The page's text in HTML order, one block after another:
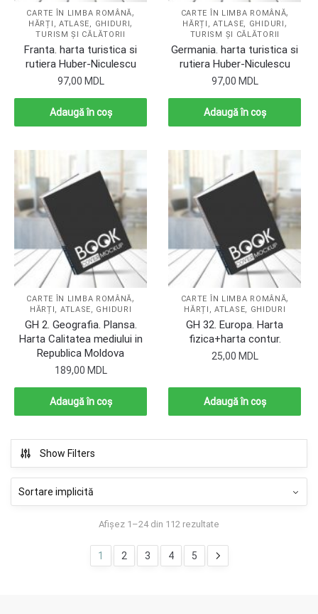
CARTE ÎN LIMBA ROMÂNĂ,
HĂRȚI, ATLASE, GHIDURI,
TURISM ȘI CĂLĂTORII
Franta. harta turistica si
rutiera Huber-Niculescu
97,00 MDL
Adaugă în coș
CARTE ÎN LIMBA ROMÂNĂ,
HĂRȚI, ATLASE, GHIDURI,
TURISM ȘI CĂLĂTORII
Germania. harta turistica si
rutiera Huber-Niculescu
97,00 MDL
Adaugă în coș
CARTE ÎN LIMBA ROMÂNĂ,
HĂRȚI, ATLASE, GHIDURI
GH 2. Geografia. Plansa.
Harta Calitatea mediului in
Republica Moldova
189,00 MDL
Adaugă în coș
CARTE ÎN LIMBA ROMÂNĂ,
HĂRȚI, ATLASE, GHIDURI
GH 32. Europa. Harta
fizica+harta contur.
25,00 MDL
Adaugă în coș
Show Filters
Afișez 1–24 din 112 rezultate
1 2 3 4 5